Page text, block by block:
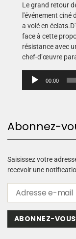
Le grand retour
l'événement ciné
a volé en
face à cette
résistance avec
chef-d’œuvre
u
u
d
o
00:00
Abonnez-
Saisissez votre
recevoir une
ABONNEZ-VOUS